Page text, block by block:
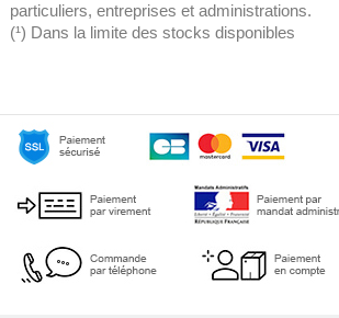
particuliers, entreprises et administrations.
(¹) Dans la limite des stocks disponibles